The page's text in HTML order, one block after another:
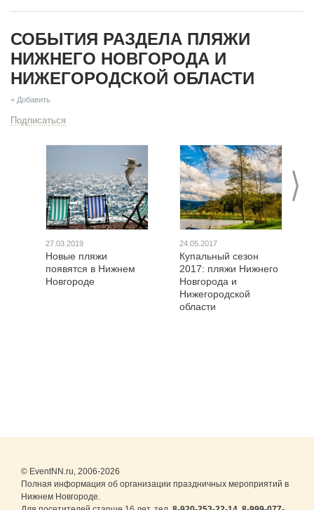
СОБЫТИЯ РАЗДЕЛА ПЛЯЖИ
НИЖНЕГО НОВГОРОДА И
НИЖЕГОРОДСКОЙ ОБЛАСТИ
+ Добавить
Подписаться
>
27.03.2019
Новые пляжи
появятся в Нижнем
Новгороде
24.05.2017
Купальный сезон
2017: пляжи Нижнего
Новгорода и
Нижегородской
области
© EventNN.ru, 2006-2026
Полная информация об организации праздничных мероприятий в
Нижнем Новгороде.